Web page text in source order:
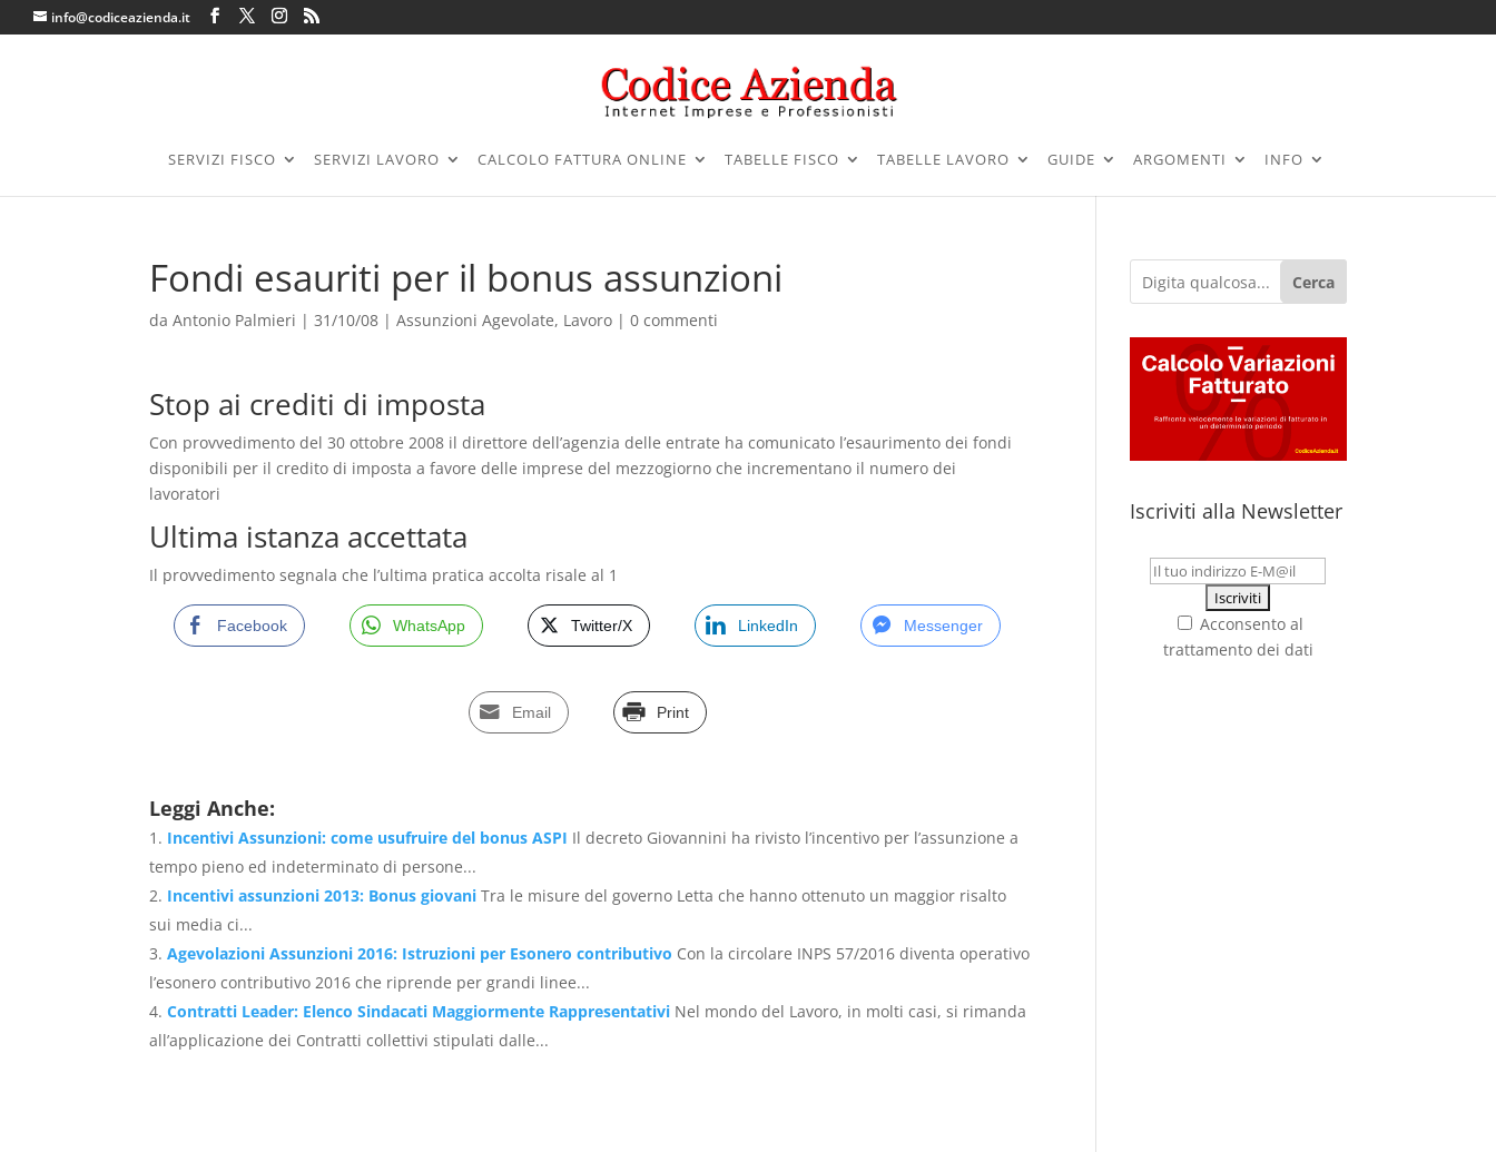
info@codiceazienda.it
SERVIZI FISCO SERVIZI LAVORO CALCOLO FATTURA ONLINE TABELLE FISCO TABELLE LAVORO GUIDE ARGOMENTI INFO
Fondi esauriti per il bonus assunzioni
daAntonio Palmieri |31/10/08 |Assunzioni Agevolate, Lavoro |0 commenti
Stop ai crediti di imposta
Con provvedimento del 30 ottobre 2008 il direttore dell’agenzia delle entrate ha comunicato l’esaurimento dei fondi
disponibili per il credito di imposta a favore delle imprese del mezzogiorno che incrementano il numero dei
lavoratori
Ultima istanza accettata
Il provvedimento segnala che l’ultima pratica accolta risale al 1
Facebook WhatsApp Twitter/X LinkedIn Messenger
Email Print
Leggi Anche:
Incentivi Assunzioni: come usufruire del bonus ASPI Il decreto Giovannini ha rivisto l’incentivo per l’assunzione a
tempo pieno ed indeterminato di persone...
Incentivi assunzioni 2013: Bonus giovani Tra le misure del governo Letta che hanno ottenuto un maggior risalto
sui media ci...
Agevolazioni Assunzioni 2016: Istruzioni per Esonero contributivo Con la circolare INPS 57/2016 diventa operativo
l’esonero contributivo 2016 che riprende per grandi linee...
Contratti Leader: Elenco Sindacati Maggiormente Rappresentativi Nel mondo del Lavoro, in molti casi, si rimanda
all’applicazione dei Contratti collettivi stipulati dalle...
Cerca
Iscriviti alla Newsletter
Acconsento al
trattamento dei dati